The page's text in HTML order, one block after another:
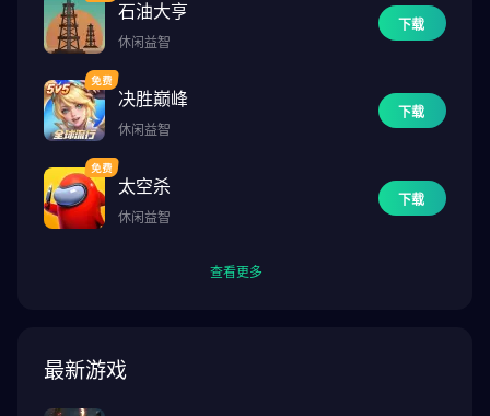
石油大亨
休闲益智
下载
决胜巅峰
休闲益智
下载
太空杀
休闲益智
下载
查看更多
最新游戏